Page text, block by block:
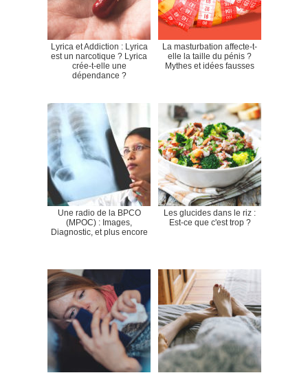
Lyrica et Addiction : Lyrica
est un narcotique ? Lyrica
crée-t-elle une
dépendance ?
La masturbation affecte-t-
elle la taille du pénis ?
Mythes et idées fausses
Une radio de la BPCO
(MPOC) : Images,
Diagnostic, et plus encore
Les glucides dans le riz :
Est-ce que c'est trop ?